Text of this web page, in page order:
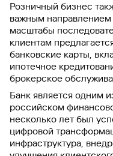
Розничный бизнес
важным направлением
масштабы
клиентам
банковские карты,
ипотечное
брокерское
Банк является одним
российском
несколько лет был
цифровой
инфраструктура,